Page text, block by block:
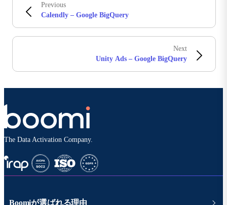
Previous
Calendly – Google BigQuery
Next
Unity Ads – Google BigQuery
The Data Activation Company.
Boomiが選ばれる理由